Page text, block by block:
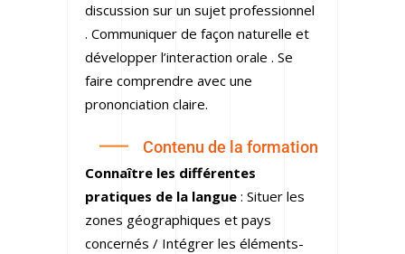
discussion sur un sujet professionnel
. Communiquer de façon naturelle et
développer l’interaction orale . Se
faire comprendre avec une
prononciation claire.
Contenu de la formation
Connaître les différentes
pratiques de la langue : Situer les
zones géographiques et pays
concernés / Intégrer les éléments-